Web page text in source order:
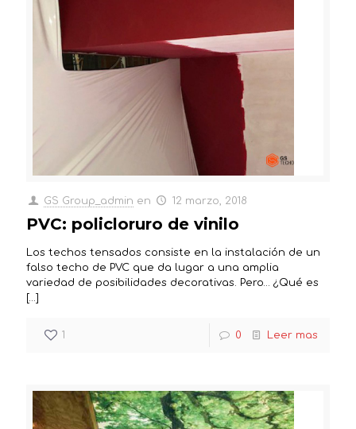
GS Group_admin en 12 marzo, 2018
PVC: policloruro de vinilo
Los techos tensados consiste en la instalación de un
falso techo de PVC que da lugar a una amplia
variedad de posibilidades decorativas. Pero… ¿Qué es
[…]
1 0 Leer mas